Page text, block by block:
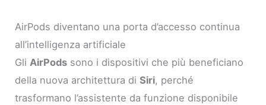
AirPods diventano una porta d’accesso continua
all’intelligenza artificiale
GliAirPods sono i dispositivi che più beneficiano
della nuova architettura diSiri, perché
trasformano l’assistente da funzione disponibile